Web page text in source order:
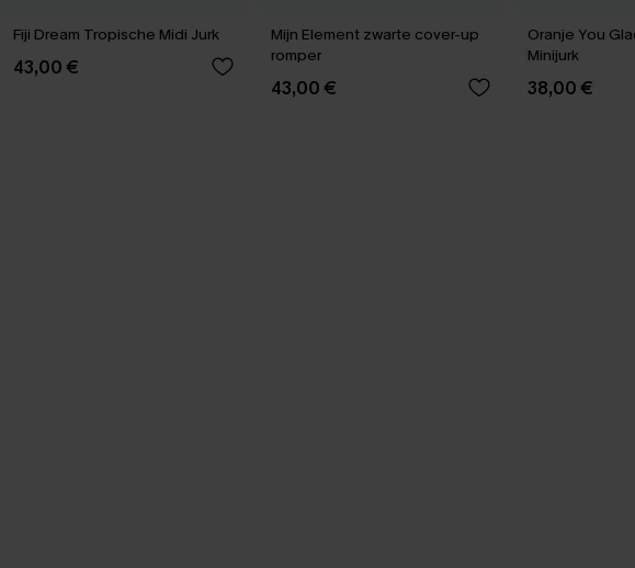
Fiji Dream Tropische Midi Jurk
43,00 €
Mijn Element zwarte cover-up
romper
43,00 €
Oranje You
Minijurk
38,00 €